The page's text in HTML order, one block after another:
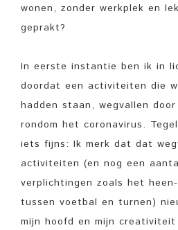
wonen, zonder werkplek en
geprakt?
In eerste instantie ben ik in
doordat een activiteiten die
hadden staan, wegvallen
rondom het coronavirus.
iets fijns: Ik merk dat dat
activiteiten (en nog een
verplichtingen zoals het
tussen voetbal en turnen)
mijn hoofd en mijn